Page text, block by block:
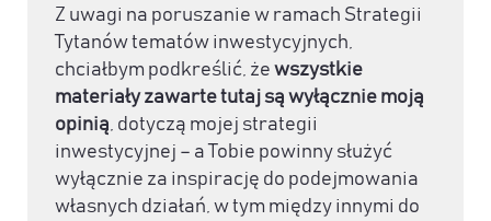
Z uwagi na poruszanie w ramach Strategii
Tytanów tematów inwestycyjnych,
chciałbym podkreślić, że wszystkie
materiały zawarte tutaj są wyłącznie moją
opinią, dotyczą mojej strategii
inwestycyjnej – a Tobie powinny służyć
wyłącznie za inspirację do podejmowania
własnych działań, w tym między innymi do